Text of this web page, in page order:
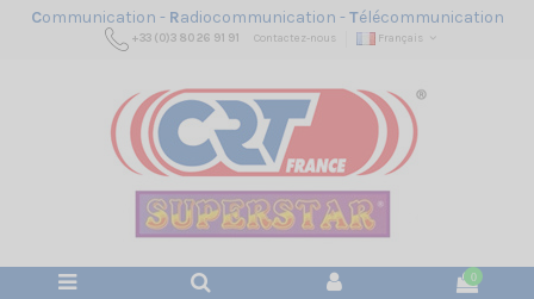
Communication - Radiocommunication -Télécommunication
+33 (0)3 80 26 91 91 Contactez-nous Français
0